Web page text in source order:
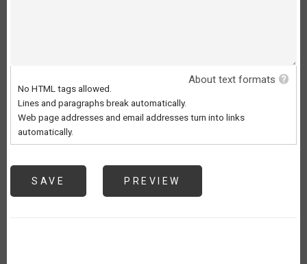
About text formats
No HTML tags allowed.
Lines and paragraphs break automatically.
Web page addresses and email addresses turn into links
automatically.